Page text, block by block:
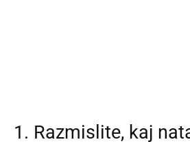
1. Razmislite, kaj